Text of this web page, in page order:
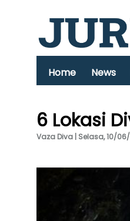
Home News
6 Lokasi
Vaza Diva | Selasa, 10/06/